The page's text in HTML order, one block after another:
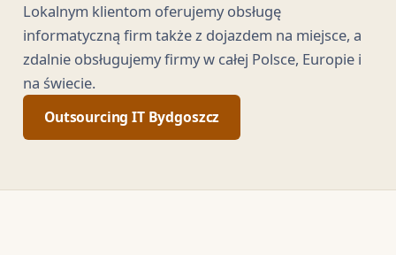
Lokalnym klientom oferujemy obsługę
informatyczną firm także z dojazdem na miejsce, a
zdalnie obsługujemy firmy w całej Polsce, Europie i
na świecie.
Outsourcing IT Bydgoszcz